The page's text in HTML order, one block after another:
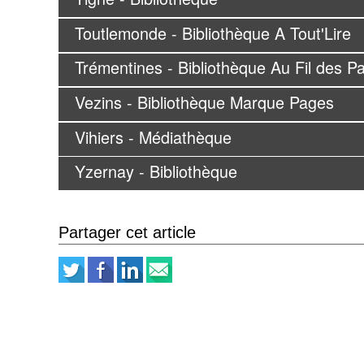
Toutlemonde - Bibliothèque A Tout'Lire
Trémentines - Bibliothèque Au Fil des
Vezins - Bibliothèque Marque Pages
Vihiers - Médiathèque
Yzernay - Bibliothèque
Partager cet article